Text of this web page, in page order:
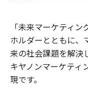
「未来マーケティ
ホルダーとともに、
来の社会課題を解決
キヤノンマーケティ
現です。